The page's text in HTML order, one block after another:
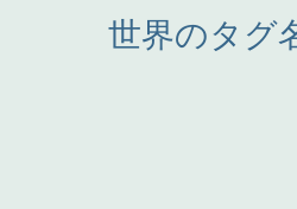
世界のタグ